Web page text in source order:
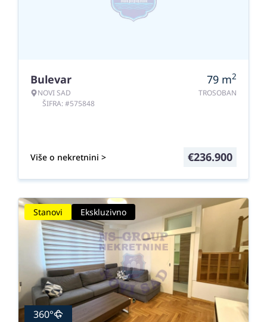
Bulevar
NOVI SAD
ŠIFRA: #575848
79 m2
TROSOBAN
Više o nekretnini > €236.900
Stanovi Ekskluzivno
360°